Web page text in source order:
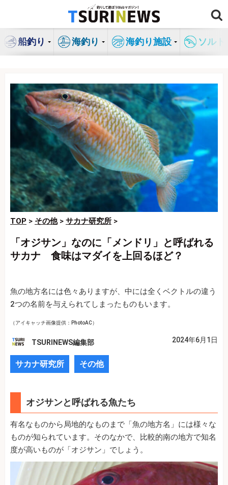
ン
船釣り 海釣り 海釣り施設 ソル
TOP > その他> サカナ研究所 >
「オジサン」なのに「メンドリ」と呼ばれる
サカナ 食味はマダイを上回るほど？
魚の地方名には色々ありますが、中には全くベクトルの違う
2つの名前を与えられてしまったものもいます。
（アイキャッチ画像提供：PhotoAC）
TSURINEWS編集部 2024年6月1日
サカナ研究所 その他
オジサンと呼ばれる魚たち
有名なものから局地的なものまで「魚の地方名」には様々な
ものが知られています。そのなかで、比較的南の地方で知名
度が高いものが「オジサン」でしょう。